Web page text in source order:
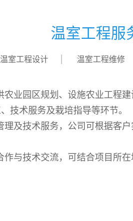
温室工程服
温室工程设计 温室工程维修
业园区规划、设施农业工程
技术服务及栽培指导等环节。
及技术服务，公司可根据客
与技术交流，可结合项目所